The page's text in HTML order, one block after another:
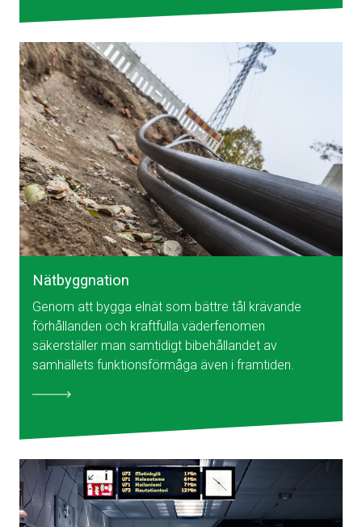
Nätbyggnation
Genom att bygga elnät som bättre tål krävande
förhållanden och kraftfulla väderfenomen
säkerställer man samtidigt bibehållandet av
samhällets funktionsförmåga även i framtiden.